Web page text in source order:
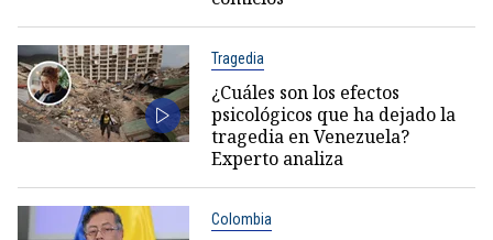
Tragedia
¿Cuáles son los efectos
psicológicos que ha dejado la
tragedia en Venezuela?
Experto analiza
Colombia